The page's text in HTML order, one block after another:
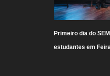
Primeiro dia do
estudantes em